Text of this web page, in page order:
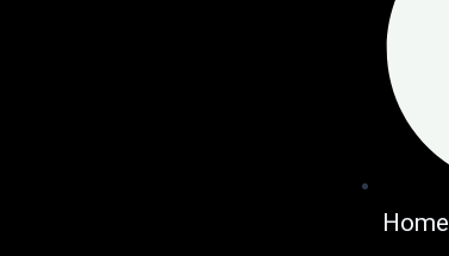
Home